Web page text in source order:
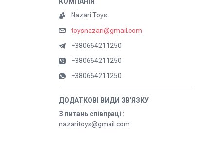
Nazari Toys
toysnazari@gmail.com
+380664211250
+380664211250
+380664211250
З питань співпраці
nazaritoys@gmail.com